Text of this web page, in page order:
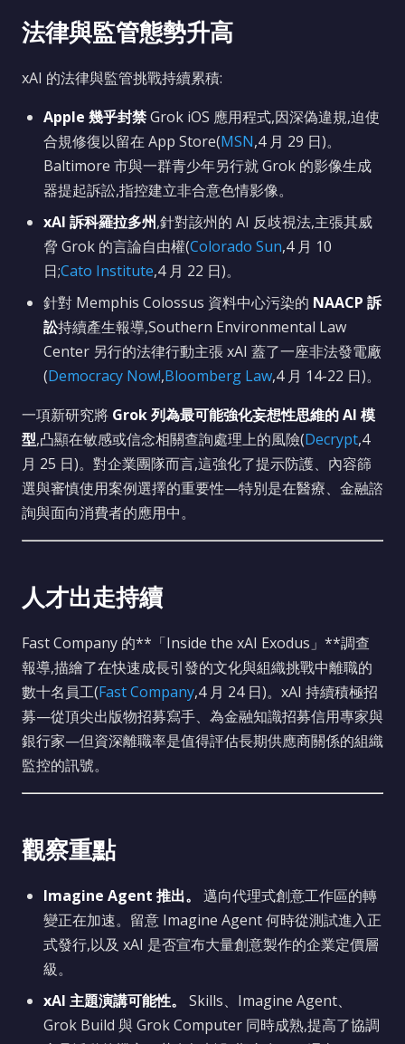
法律與監管態勢升高
xAI 的法律與監管挑戰持續累積:
Apple 幾乎封禁Grok iOS 應用程式,因深偽違規,迫使
合規修復以留在 App Store(MSN,4 月 29 日)。
Baltimore 市與一群青少年另行就 Grok 的影像生成
器提起訴訟,指控建立非合意色情影像。
xAI 訴科羅拉多州,針對該州的 AI 反歧視法,主張其威
脅 Grok 的言論自由權(Colorado Sun,4 月 10
日;Cato Institute,4 月 22 日)。
針對 Memphis Colossus 資料中心污染的 NAACP 訴
訟持續產生報導,Southern Environmental Law
Center 另行的法律行動主張 xAI 蓋了一座非法發電廠
(Democracy Now!,Bloomberg Law,4 月 14-22 日)。
一項新研究將 Grok 列為最可能強化妄想性思維的 AI 模
型,凸顯在敏感或信念相關查詢處理上的風險(Decrypt,4
月 25 日)。對企業團隊而言,這強化了提示防護、內容篩
選與審慎使用案例選擇的重要性—特別是在醫療、金融諮
詢與面向消費者的應用中。
人才出走持續
Fast Company 的**「Inside the xAI Exodus」**調查
報導,描繪了在快速成長引發的文化與組織挑戰中離職的
數十名員工(Fast Company,4 月 24 日)。xAI 持續積極招
募—從頂尖出版物招募寫手、為金融知識招募信用專家與
銀行家—但資深離職率是值得評估長期供應商關係的組織
監控的訊號。
觀察重點
Imagine Agent 推出。
邁向代理式創意工作區的轉
變正在加速。留意 Imagine Agent 何時從測試進入正
式發行,以及 xAI 是否宣布大量創意製作的企業定價層
級。
xAI 主題演講可能性。
Skills、Imagine Agent、
Grok Build 與 Grok Computer 同時成熟,提高了協調